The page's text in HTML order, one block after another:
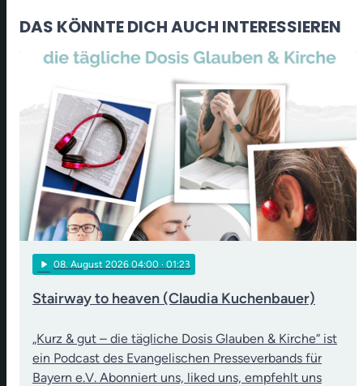
DAS KÖNNTE DICH AUCH INTERESSIEREN
play_arrow 08. August 2026 04:00 · 01:23
Stairway to heaven (Claudia Kuchenbauer)
„Kurz & gut – die tägliche Dosis Glauben & Kirche“ ist
ein Podcast des Evangelischen Presseverbands für
Bayern e.V. Abonniert uns, liked uns, empfehlt uns